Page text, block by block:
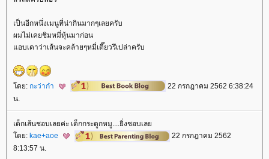
เป็นอีกหนึ่งเมนูที่น่ากินมากๆเลยครับ
ผมไม่เคยชิมหมี่หุ้นมาก่อน
อบเดาว่าเส้นจะคล้ายๆหมี่เตี๊ยวรึเปล่าครับ
ดย: กะว่าก๋า
22 กรกฎาคม 2562 6:38:24
น.
เด็กเส้นชอบเลยค่ะ เด็กกระดูกหมู....ยิ่งชอบเล
ดย: kae+aoe
22 กรกฎาคม 2562
8:13:57 น.